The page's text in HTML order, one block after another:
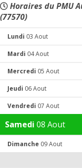
Horaires du PMU
(77570)
Lundi 03 Aout
Mardi 04 Aout
Mercredi 05 Aout
Jeudi 06 Aout
Vendredi 07 Aout
Samedi 08 Aout
Dimanche 09 Aout